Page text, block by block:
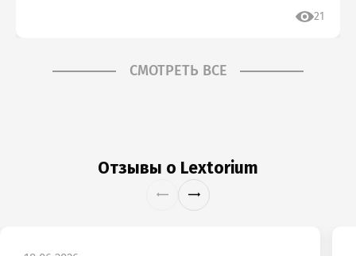
21
СМОТРЕТЬ ВСЕ
Отзывы о Lextorium
с сайтом или
заметили ошибку?